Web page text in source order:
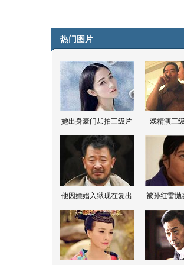
热门图片
她出身豪门却拍三级片 戏精演三
他因嫖娼入狱现在复出 被孙红雷抛